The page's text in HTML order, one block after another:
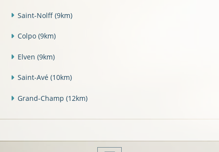
Saint-Nolff (9km)
Colpo (9km)
Elven (9km)
Saint-Avé (10km)
Grand-Champ (12km)